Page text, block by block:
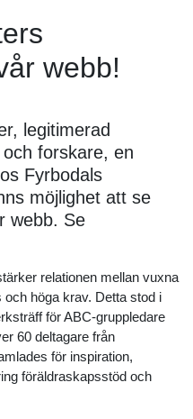
webb!
legitimerad
forskare, en
Fyrbodals
möjlighet att se
webb. Se
relationen mellan vuxna
höga krav. Detta stod i
för ABC-gruppledare
60 deltagare från
för inspiration,
föräldraskapsstöd och